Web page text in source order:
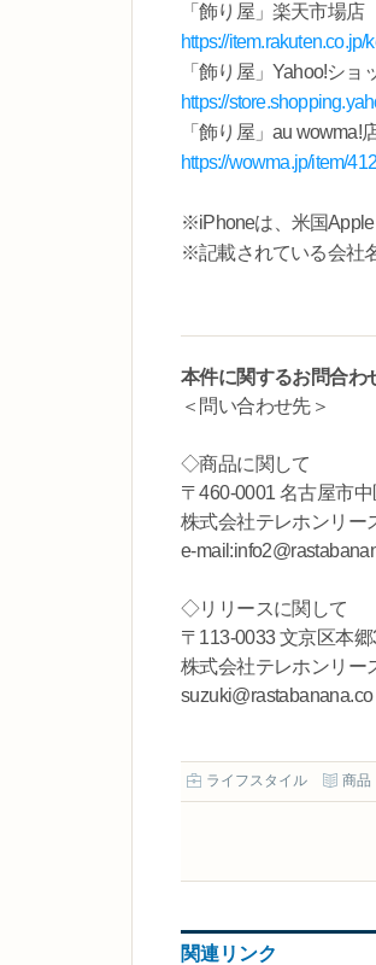
「飾り屋」楽天市場店
https://
「飾り屋」Yahoo!ショ
https://
「飾り屋」au wowma!
https://wowma.jp/item/
※iPhoneは、米国Apple
※記載されている会社
本件に関するお問合わ
＜問い合わせ先＞
◇商品に関して
〒460-0001 名古屋市
株式会社テレホンリー
e-
◇リリースに関して
〒113-0033 文京区本郷
株式会社テレホンリー
suzuki@rastabanana.co
ライフスタイル 商品
関連リンク